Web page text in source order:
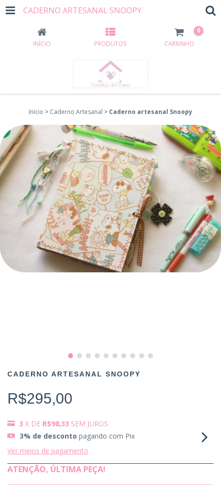
CADERNO ARTESANAL SNOOPY
INÍCIO PRODUTOS CARRINHO
0
Início > Caderno Artesanal > Caderno artesanal Snoopy
CADERNO ARTESANAL SNOOPY
R$295,00
3 X DE R$98,33 SEM JUROS
3% de desconto pagando com Pix
Ver meios de pagamento
ATENÇÃO, ÚLTIMA PEÇA!